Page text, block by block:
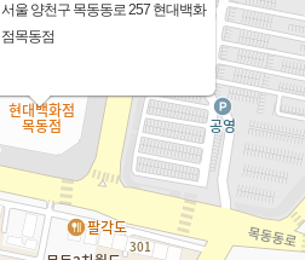
서울 양천구 목동동로 257 현대백화
점목동점